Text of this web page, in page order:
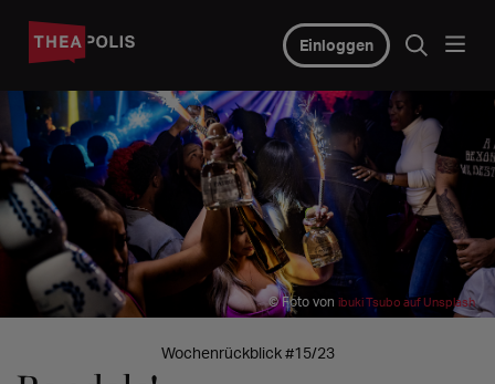
Einloggen
© Foto von ibuki Tsubo auf Unsplash
Wochenrückblick #15/23